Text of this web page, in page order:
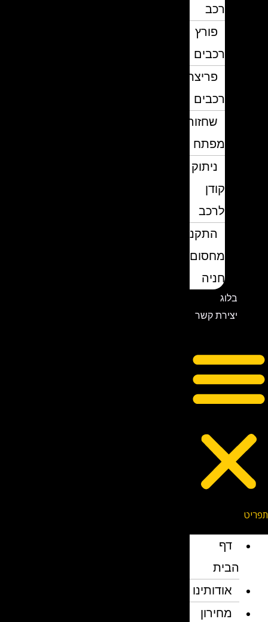
פורץ
רכבים
פריצת
רכבים
שחזור
מפתח
ניתוק
לרכב
התקנת
מחסום
חניה
יצירת קשר
דף
הבית
אודותינו
מחירון